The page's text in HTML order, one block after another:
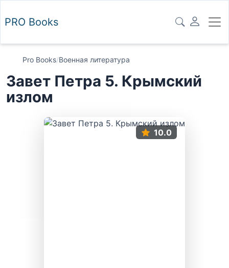
PRO Books
Pro Books/Военная литература
Завет Петра 5. Крымский
излом
10.0